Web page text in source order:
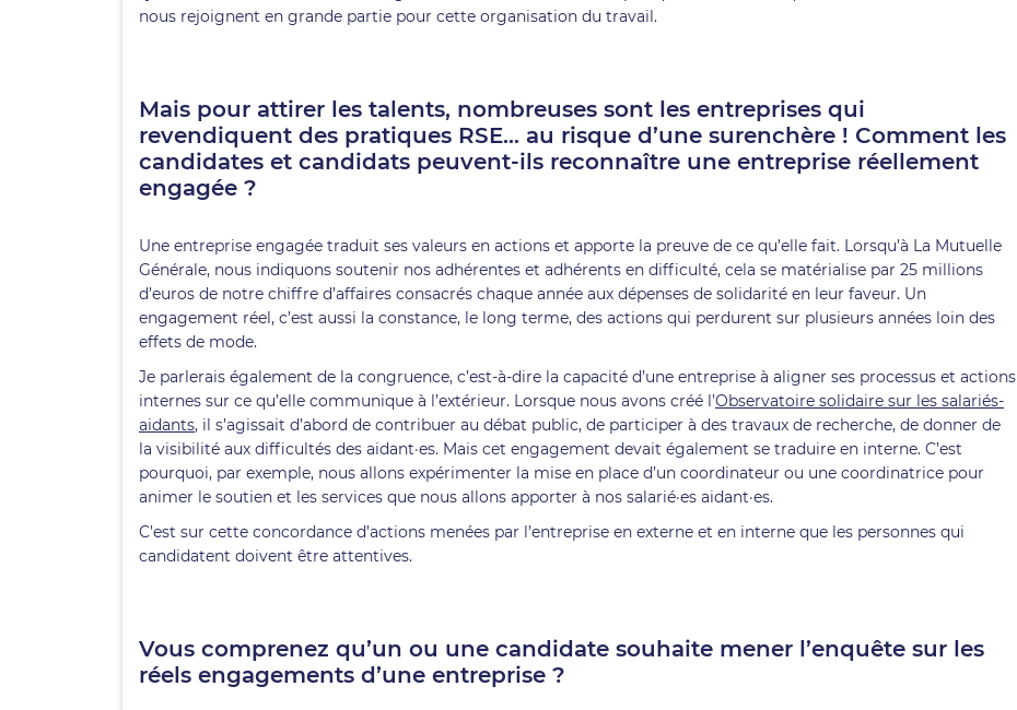
nous rejoignent en grande partie pour cette organisation du travail.
Mais pour attirer les talents, nombreuses sont les entreprises qui
revendiquent des pratiques RSE… au risque d’une surenchère ! Comment les
candidates et candidats peuvent-ils reconnaître une entreprise réellement
engagée ?
Une entreprise engagée traduit ses valeurs en actions et apporte la preuve de ce qu’elle fait. Lorsqu’à La Mutuelle
Générale, nous indiquons soutenir nos adhérentes et adhérents en difficulté, cela se matérialise par 25 millions
d’euros de notre chiffre d’affaires consacrés chaque année aux dépenses de solidarité en leur faveur. Un
engagement réel, c’est aussi la constance, le long terme, des actions qui perdurent sur plusieurs années loin des
effets de mode.
Je parlerais également de la congruence, c’est-à-dire la capacité d’une entreprise à aligner ses processus et actions
internes sur ce qu’elle communique à l’extérieur. Lorsque nous avons créé l’Observatoire solidaire sur les salariés-
aidants, il s’agissait d’abord de contribuer au débat public, de participer à des travaux de recherche, de donner de
la visibilité aux difficultés des aidant·es. Mais cet engagement devait également se traduire en interne. C’est
pourquoi, par exemple, nous allons expérimenter la mise en place d’un coordinateur ou une coordinatrice pour
animer le soutien et les services que nous allons apporter à nos salarié·es aidant·es.
C’est sur cette concordance d’actions menées par l’entreprise en externe et en interne que les personnes qui
candidatent doivent être attentives.
Vous comprenez qu’un ou une candidate souhaite mener l’enquête sur les
réels engagements d’une entreprise ?